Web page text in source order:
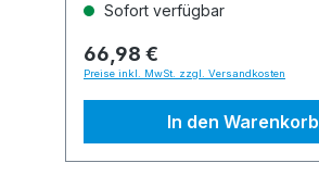
Sofort verfügbar
66,98 €
Preise inkl. MwSt. zzgl. Versandkosten
In den Warenkorb